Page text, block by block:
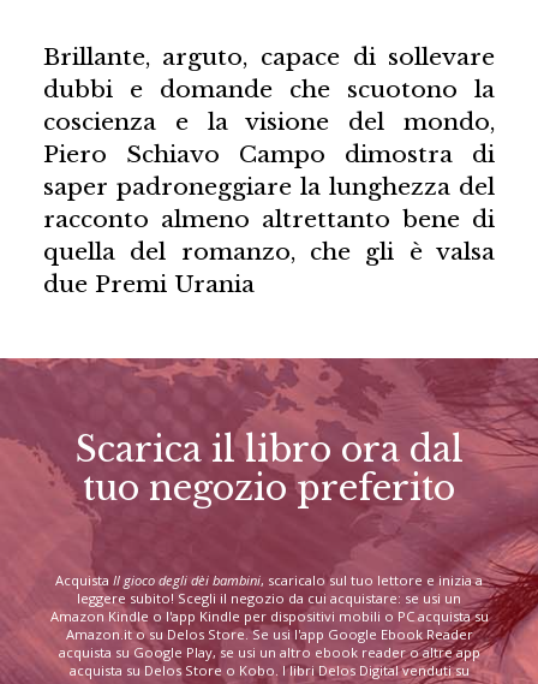
Brillante, arguto, capace di sollevare
dubbi e domande che scuotono la
coscienza e la visione del mondo,
Piero Schiavo Campo dimostra di
saper padroneggiare la lunghezza del
racconto almeno altrettanto bene di
quella del romanzo, che gli è valsa
due Premi Urania
Scarica il libro ora dal
tuo negozio preferito
Acquista Il gioco degli dèi bambini, scaricalo sul tuo lettore e inizia a
leggere subito! Scegli il negozio da cui acquistare: se usi un
Amazon Kindle o l'app Kindle per dispositivi mobili o PC acquista su
Amazon.it o su Delos Store. Se usi l'app Google Ebook Reader
acquista su Google Play, se usi un altro ebook reader o altre app
acquista su Delos Store o Kobo. I libri Delos Digital venduti su